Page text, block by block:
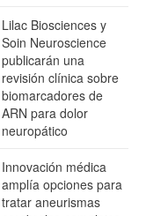
Lilac Biosciences y
Soin Neuroscience
publicarán una
revisión clínica sobre
biomarcadores de
ARN para dolor
neuropático
Innovación médica
amplía opciones para
tratar aneurismas